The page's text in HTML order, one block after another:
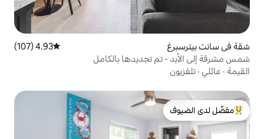
بالكامل
الضيوف